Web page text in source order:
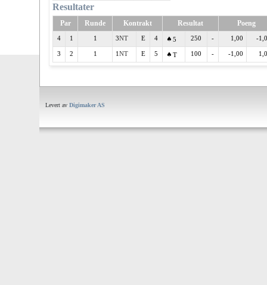
Resultater
Par Runde Kontrakt Resultat Poeng
4 1 1 3 E 4 5 250 - 1,00 -
3 2 1 1 E 5 T 100 - -1,00
Levert av Digimaker AS